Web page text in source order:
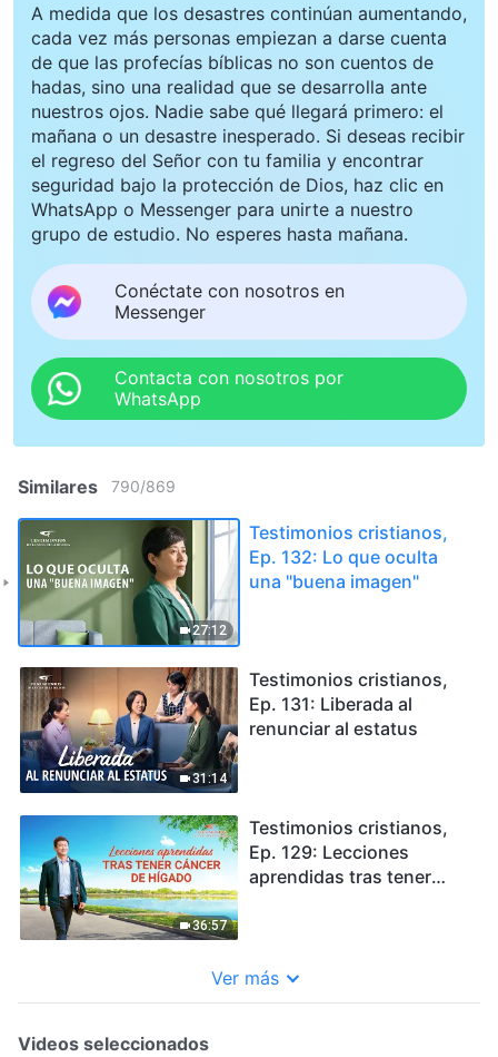
A medida que los desastres continúan aumentando,
cada vez más personas empiezan a darse cuenta
de que las profecías bíblicas no son cuentos de
hadas, sino una realidad que se desarrolla ante
nuestros ojos. Nadie sabe qué llegará primero: el
mañana o un desastre inesperado. Si deseas recibir
el regreso del Señor con tu familia y encontrar
seguridad bajo la protección de Dios, haz clic en
WhatsApp o Messenger para unirte a nuestro
grupo de estudio. No esperes hasta mañana.
Conéctate con nosotros en
Messenger
Contacta con nosotros por
WhatsApp
Similares 790/869
27:12
Testimonios cristianos,
Ep. 132: Lo que oculta
una "buena imagen"
31:14
Testimonios cristianos,
Ep. 131: Liberada al
renunciar al estatus
36:57
Testimonios cristianos,
Ep. 129: Lecciones
aprendidas tras tener
Ver más
Videos seleccionados